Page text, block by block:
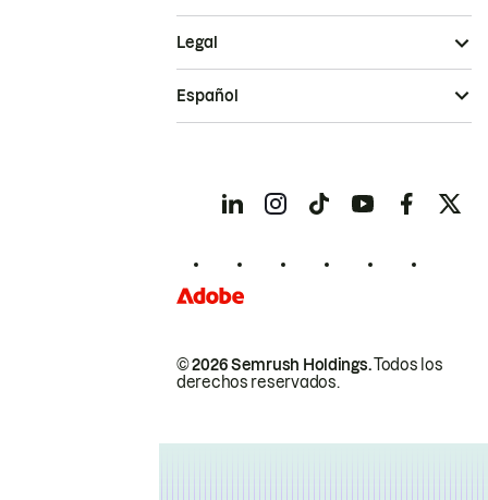
© 2026 Semrush Holdings.Todos los
derechos reservados.
Legal
Español